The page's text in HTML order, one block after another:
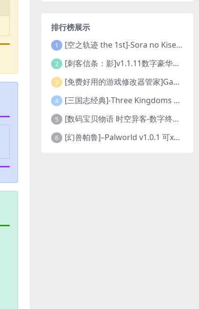
排行榜展示
1 [空之轨迹 the 1st]-Sora no Kiseki the 1st-更新至v1.06.4-全DLC
2 [刺客信条：影]v1.1.11数字豪华版全DLC
3 [免费好用的游戏修改器管家]Game Cheats Manager
4 [三国志经典]-Three Kingdoms Classic-Build.24048091-v1.0.0+5
5 [数码宝贝物语 时空异客-数字终极版]- Digimon Story Time Stranger-Build.23514637
6 [幻兽帕鲁]–Palworld v1.0.1 可xbox联机